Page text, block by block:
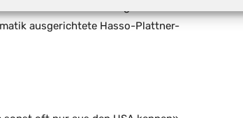
– auf eigene Kosten. In
ausgerichtete Hasso-Plattner-